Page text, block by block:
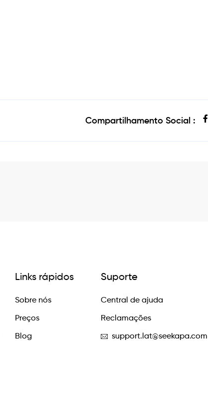
Compartilhamento Social :
Links rápidos
Sobre nós
Preços
Blog
Suporte
Central de ajuda
Reclamações
support.lat@seekapa.com